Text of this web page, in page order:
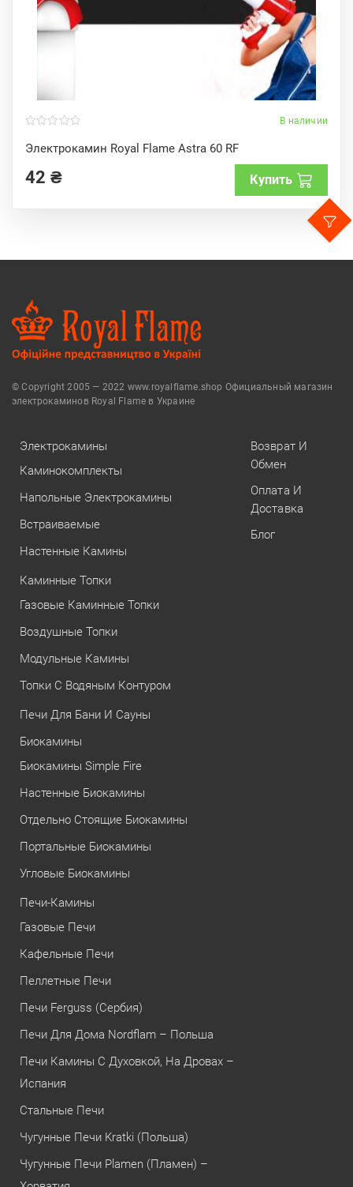
В наличии
Электрокамин Royal Flame Astra 60 RF
o
u
o
f
42 ₴ Купить
© Copyright 2005 — 2022 www.royalflame.shop Официальный магазин
электрокаминов Royal Flame в Украине
Электрокамины
Каминокомплекты
Напольные Электрокамины
Встраиваемые
Настенные Камины
Каминные Топки
Газовые Каминные Топки
Воздушные Топки
Модульные Камины
Топки С Водяным Контуром
Печи Для Бани И Сауны
Биокамины
Биокамины Simple Fire
Настенные Биокамины
Отдельно Стоящие Биокамины
Портальные Биокамины
Угловые Биокамины
Печи-Камины
Газовые Печи
Кафельные Печи
Пеллетные Печи
Печи Ferguss (Сербия)
Печи Для Дома Nordflam – Польша
Печи Камины С Духовкой, На Дровах –
Испания
Стальные Печи
Чугунные Печи Kratki (Польша)
Чугунные Печи Plamen (Пламен) –
Возврат И
Обмен
Оплата И
Доставка
Блог